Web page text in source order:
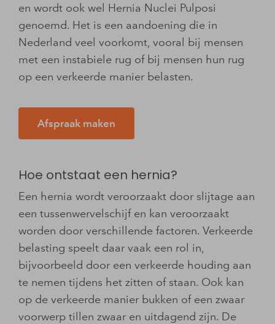
en wordt ook wel Hernia Nuclei Pulposi
genoemd. Het is een aandoening die in
Nederland veel voorkomt, vooral bij mensen
met een instabiele rug of bij mensen hun rug
op een verkeerde manier belasten.
Afspraak maken
Hoe ontstaat een hernia?
Een hernia wordt veroorzaakt door slijtage aan
een tussenwervelschijf en kan veroorzaakt
worden door verschillende factoren. Verkeerde
belasting speelt daar vaak een rol in,
bijvoorbeeld door een verkeerde houding aan
te nemen tijdens het zitten of staan. Ook kan
op de verkeerde manier bukken of een zwaar
voorwerp tillen zwaar en uitdagend zijn. De